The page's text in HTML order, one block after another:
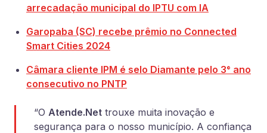
arrecadação municipal do IPTU com IA
Garopaba (SC) recebe prêmio no Connected
Smart Cities 2024
Câmara cliente IPM é selo Diamante pelo 3° ano
consecutivo no PNTP
“O Atende.Net trouxe muita inovação e
segurança para o nosso município. A confiança